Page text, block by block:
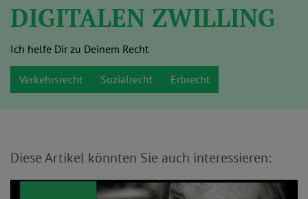
DIGITALEN ZWILLING
Ich helfe Dir zu Deinem Recht
Verkehrsrecht Sozialrecht Erbrecht
Diese Artikel könnten Sie auch interessieren: